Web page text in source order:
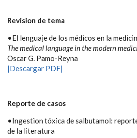
Revision de tema
•El lenguaje de los médicos en la
The medical language in the modern
Oscar G. Pamo-Reyna
|Descargar PDF|
Reporte de casos
•Ingestion tóxica de salbutamol:
de la literatura